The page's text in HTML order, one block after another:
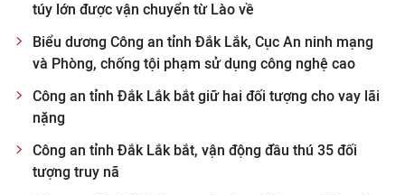
TIN MỚI
TIN ĐỊA PHƯƠNG
Trung du và miền núi phía Bắc
Đồng bằng sông Hồng
túy lớn được vận chuyển từ Lào về
Biểu dương Công an tỉnh Đắk Lắk, Cục An ninh mạng
và Phòng, chống tội phạm sử dụng công nghệ cao
Công an tỉnh Đắk Lắk bắt giữ hai đối tượng cho vay lãi
nặng
Công an tỉnh Đắk Lắk bắt, vận động đầu thú 35 đối
tượng truy nã